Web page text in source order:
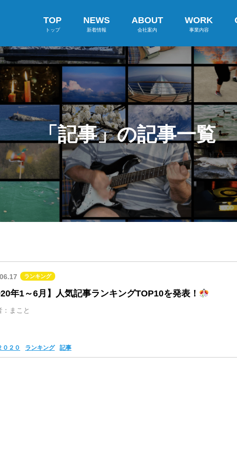
TOP
トップ
NEWS
新着情報
ABOUT
会社案内
WORK
事業内容
「記事」の記事一覧
ランキング
年1～6月】人気記事ランキングTOP10を発表！
：まこと
０２０ ランキング 記事